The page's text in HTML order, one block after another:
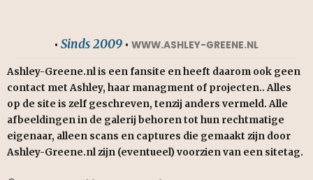
• Sinds 2009 • WWW.ASHLEY-GREENE.NL
Ashley-Greene.nl is een fansite en heeft daarom ook geen
contact met Ashley, haar managment of projecten.. Alles
op de site is zelf geschreven, tenzij anders vermeld. Alle
afbeeldingen in de galerij behoren tot hun rechtmatige
eigenaar, alleen scans en captures die gemaakt zijn door
Ashley-Greene.nl zijn (eventueel) voorzien van een sitetag.